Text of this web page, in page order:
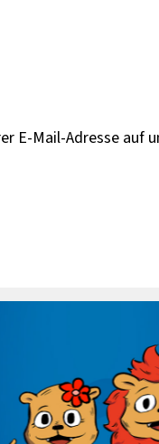
E-Mail-Adresse auf